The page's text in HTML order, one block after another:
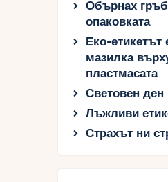
Обърнах
опаковката
Еко-етикетът
мазилка
пластмасата
Световен ден
Лъжливи
Страхът ни